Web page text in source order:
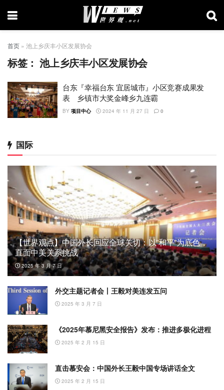
首页 » 池上乡庆丰小区发展协会
标签：池上乡庆丰小区发展协会
台东『幸福台东 宜居城市』小区竞赛成果发
表 乡镇市大奖金峰乡九连霸
BY 项目中心 2024 年 11 月 27 日 0
国际
【世界观点】中国外长回应全球关切：以”和平”为底色，
直面中美关系挑战
2025 年 3 月 7 日
外交主题记者会丨王毅对美连发五问
2025 年 3 月 7 日
《2025年慕尼黑安全报告》发布：推进多极化进程
2025 年 2 月 15 日
直击慕安会：中国外长王毅中国专场讲话全文
2025 年 2 月 15 日